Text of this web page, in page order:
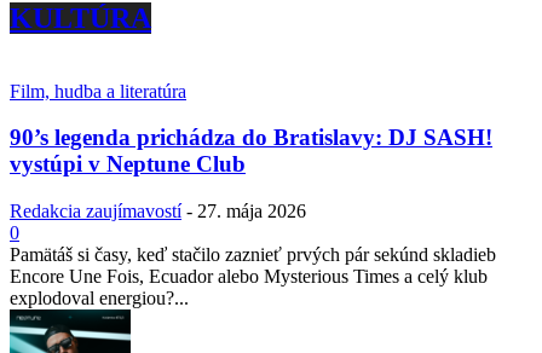
KULTÚRA
Film, hudba a literatúra
90’s legenda prichádza do Bratislavy: DJ SASH!
vystúpi v Neptune Club
Redakcia zaujímavostí - 27. mája 2026
0
Pamätáš si časy, keď stačilo zaznieť prvých pár sekúnd skladieb
Encore Une Fois, Ecuador alebo Mysterious Times a celý klub
explodoval energiou?...